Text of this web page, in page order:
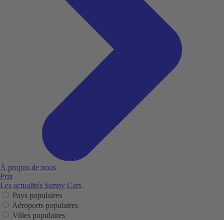
À propos de nous
Prix
Les actualités Sunny Cars
Pays populaires
Aéroports populaires
Villes populaires